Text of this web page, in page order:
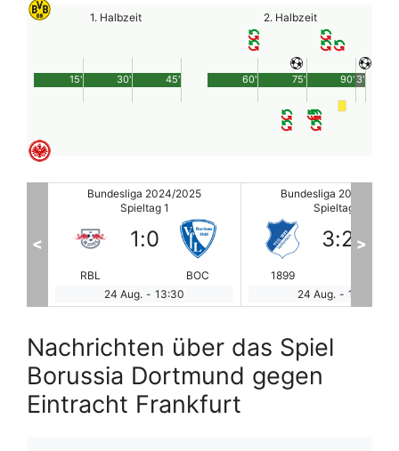
1. Halbzeit
45'
15' 30'
2. Halbzeit
90'
60' 75' 3'
Bundesliga 2024/2025
Spieltag 1
1899
3:2
HOL
24 Aug. - 13:30
Bundesliga 2024/2025
Spieltag 1
SCF
3:1
24 Aug. - 13:30
< >
Nachrichten über das Spiel
Borussia Dortmund gegen
Eintracht Frankfurt